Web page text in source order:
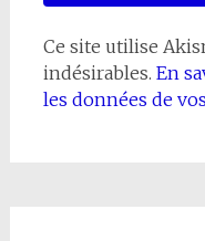
Ce site utilise
indésirables. En
les données de